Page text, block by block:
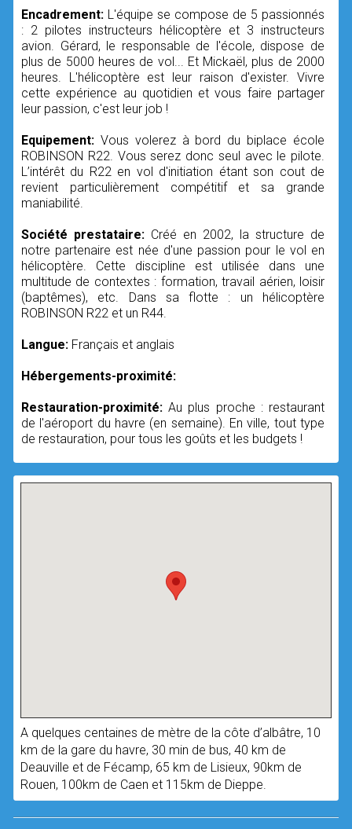
Encadrement: L'équipe se compose de 5 passionnés
: 2 pilotes instructeurs hélicoptère et 3 instructeurs
avion. Gérard, le responsable de l'école, dispose de
plus de 5000 heures de vol... Et Mickaël, plus de 2000
heures. L'hélicoptère est leur raison d'exister. Vivre
cette expérience au quotidien et vous faire partager
leur passion, c'est leur job !
Equipement: Vous volerez à bord du biplace école
ROBINSON R22. Vous serez donc seul avec le pilote.
L’intérêt du R22 en vol d'initiation étant son cout de
revient particulièrement compétitif et sa grande
maniabilité.
Société prestataire: Créé en 2002, la structure de
notre partenaire est née d'une passion pour le vol en
hélicoptère. Cette discipline est utilisée dans une
multitude de contextes : formation, travail aérien, loisir
(baptêmes), etc. Dans sa flotte : un hélicoptère
ROBINSON R22 et un R44.
Langue: Français et anglais
Hébergements-proximité:
Restauration-proximité:Au plus proche : restaurant
de l'aéroport du havre (en semaine). En ville, tout type
de restauration, pour tous les goûts et les budgets !
A quelques centaines de mètre de la côte d’albâtre, 10
km de la gare du havre, 30 min de bus, 40 km de
Deauville et de Fécamp, 65 km de Lisieux, 90km de
Rouen, 100km de Caen et 115km de Dieppe.